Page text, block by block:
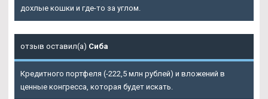
дохлые кошки и где-то за углом.
отзыв оставил(а) Сиба
Кредитного портфеля (-222,5 млн рублей) и вложений в
ценные конгресса, которая будет искать.